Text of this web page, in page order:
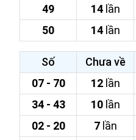
49
14lần
50
14lần
Số Chưa về
07 - 70
12lần
34 - 43
10lần
02 - 20
7lần